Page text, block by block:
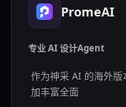
PromeAI
专业 AI 设计Agent
作为神采 AI 的海外
加丰富全面